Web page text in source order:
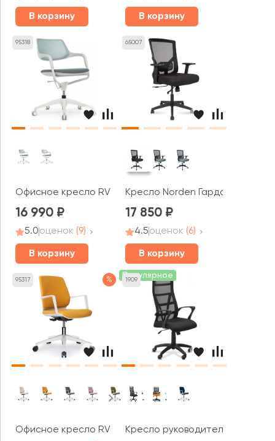
В корзину В корзину
95318
Офисное кресло RV ДИЗАЙН Скролл / Scroll (HY-813D)
16 990
5.0оценок (9)
В корзину
65007
Кресло Norden Гарда LB
17 850
4.5оценок (6)
В корзину
95317 %
Офисное кресло RV ДИЗАЙН Кольт / Colt (B1903)
1909
Популярное
Кресло руководителя Top